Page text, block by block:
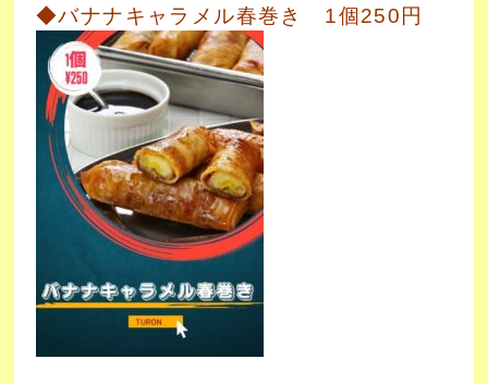
◆バナナキャラメル春巻き 1個250円